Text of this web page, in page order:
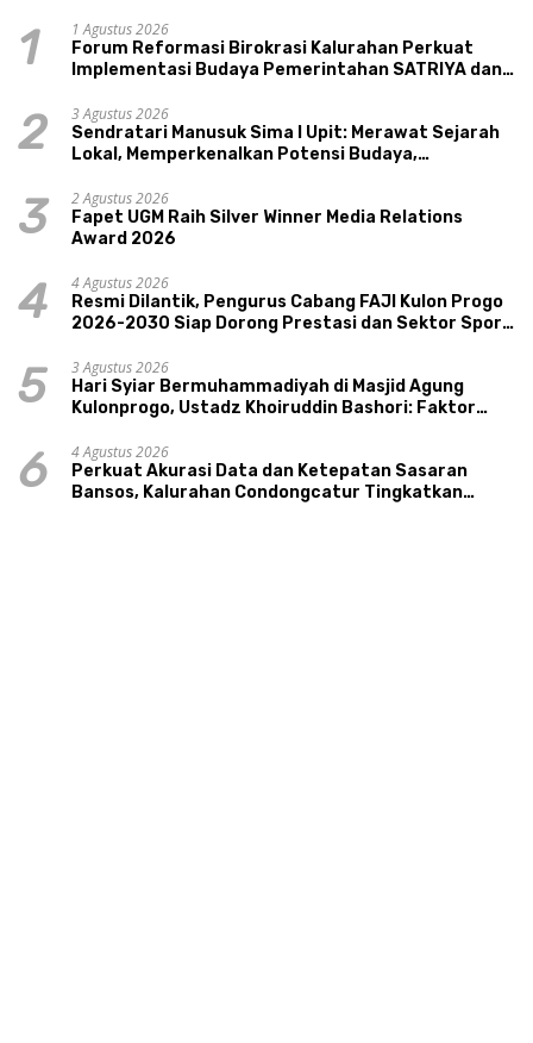
1
1 Agustus 2026
Forum Reformasi Birokrasi Kalurahan Perkuat
Implementasi Budaya Pemerintahan SATRIYA dan
2
3 Agustus 2026
Sendratari Manusuk Sima I Upit: Merawat Sejarah
Lokal, Memperkenalkan Potensi Budaya,
3
2 Agustus 2026
Fapet UGM Raih Silver Winner Media Relations
Award 2026
4
4 Agustus 2026
Resmi Dilantik, Pengurus Cabang FAJI Kulon Progo
2026-2030 Siap Dorong Prestasi dan Sektor Sport
5
3 Agustus 2026
Hari Syiar Bermuhammadiyah di Masjid Agung
Kulonprogo, Ustadz Khoiruddin Bashori: Faktor
6
4 Agustus 2026
Perkuat Akurasi Data dan Ketepatan Sasaran
Bansos, Kalurahan Condongcatur Tingkatkan